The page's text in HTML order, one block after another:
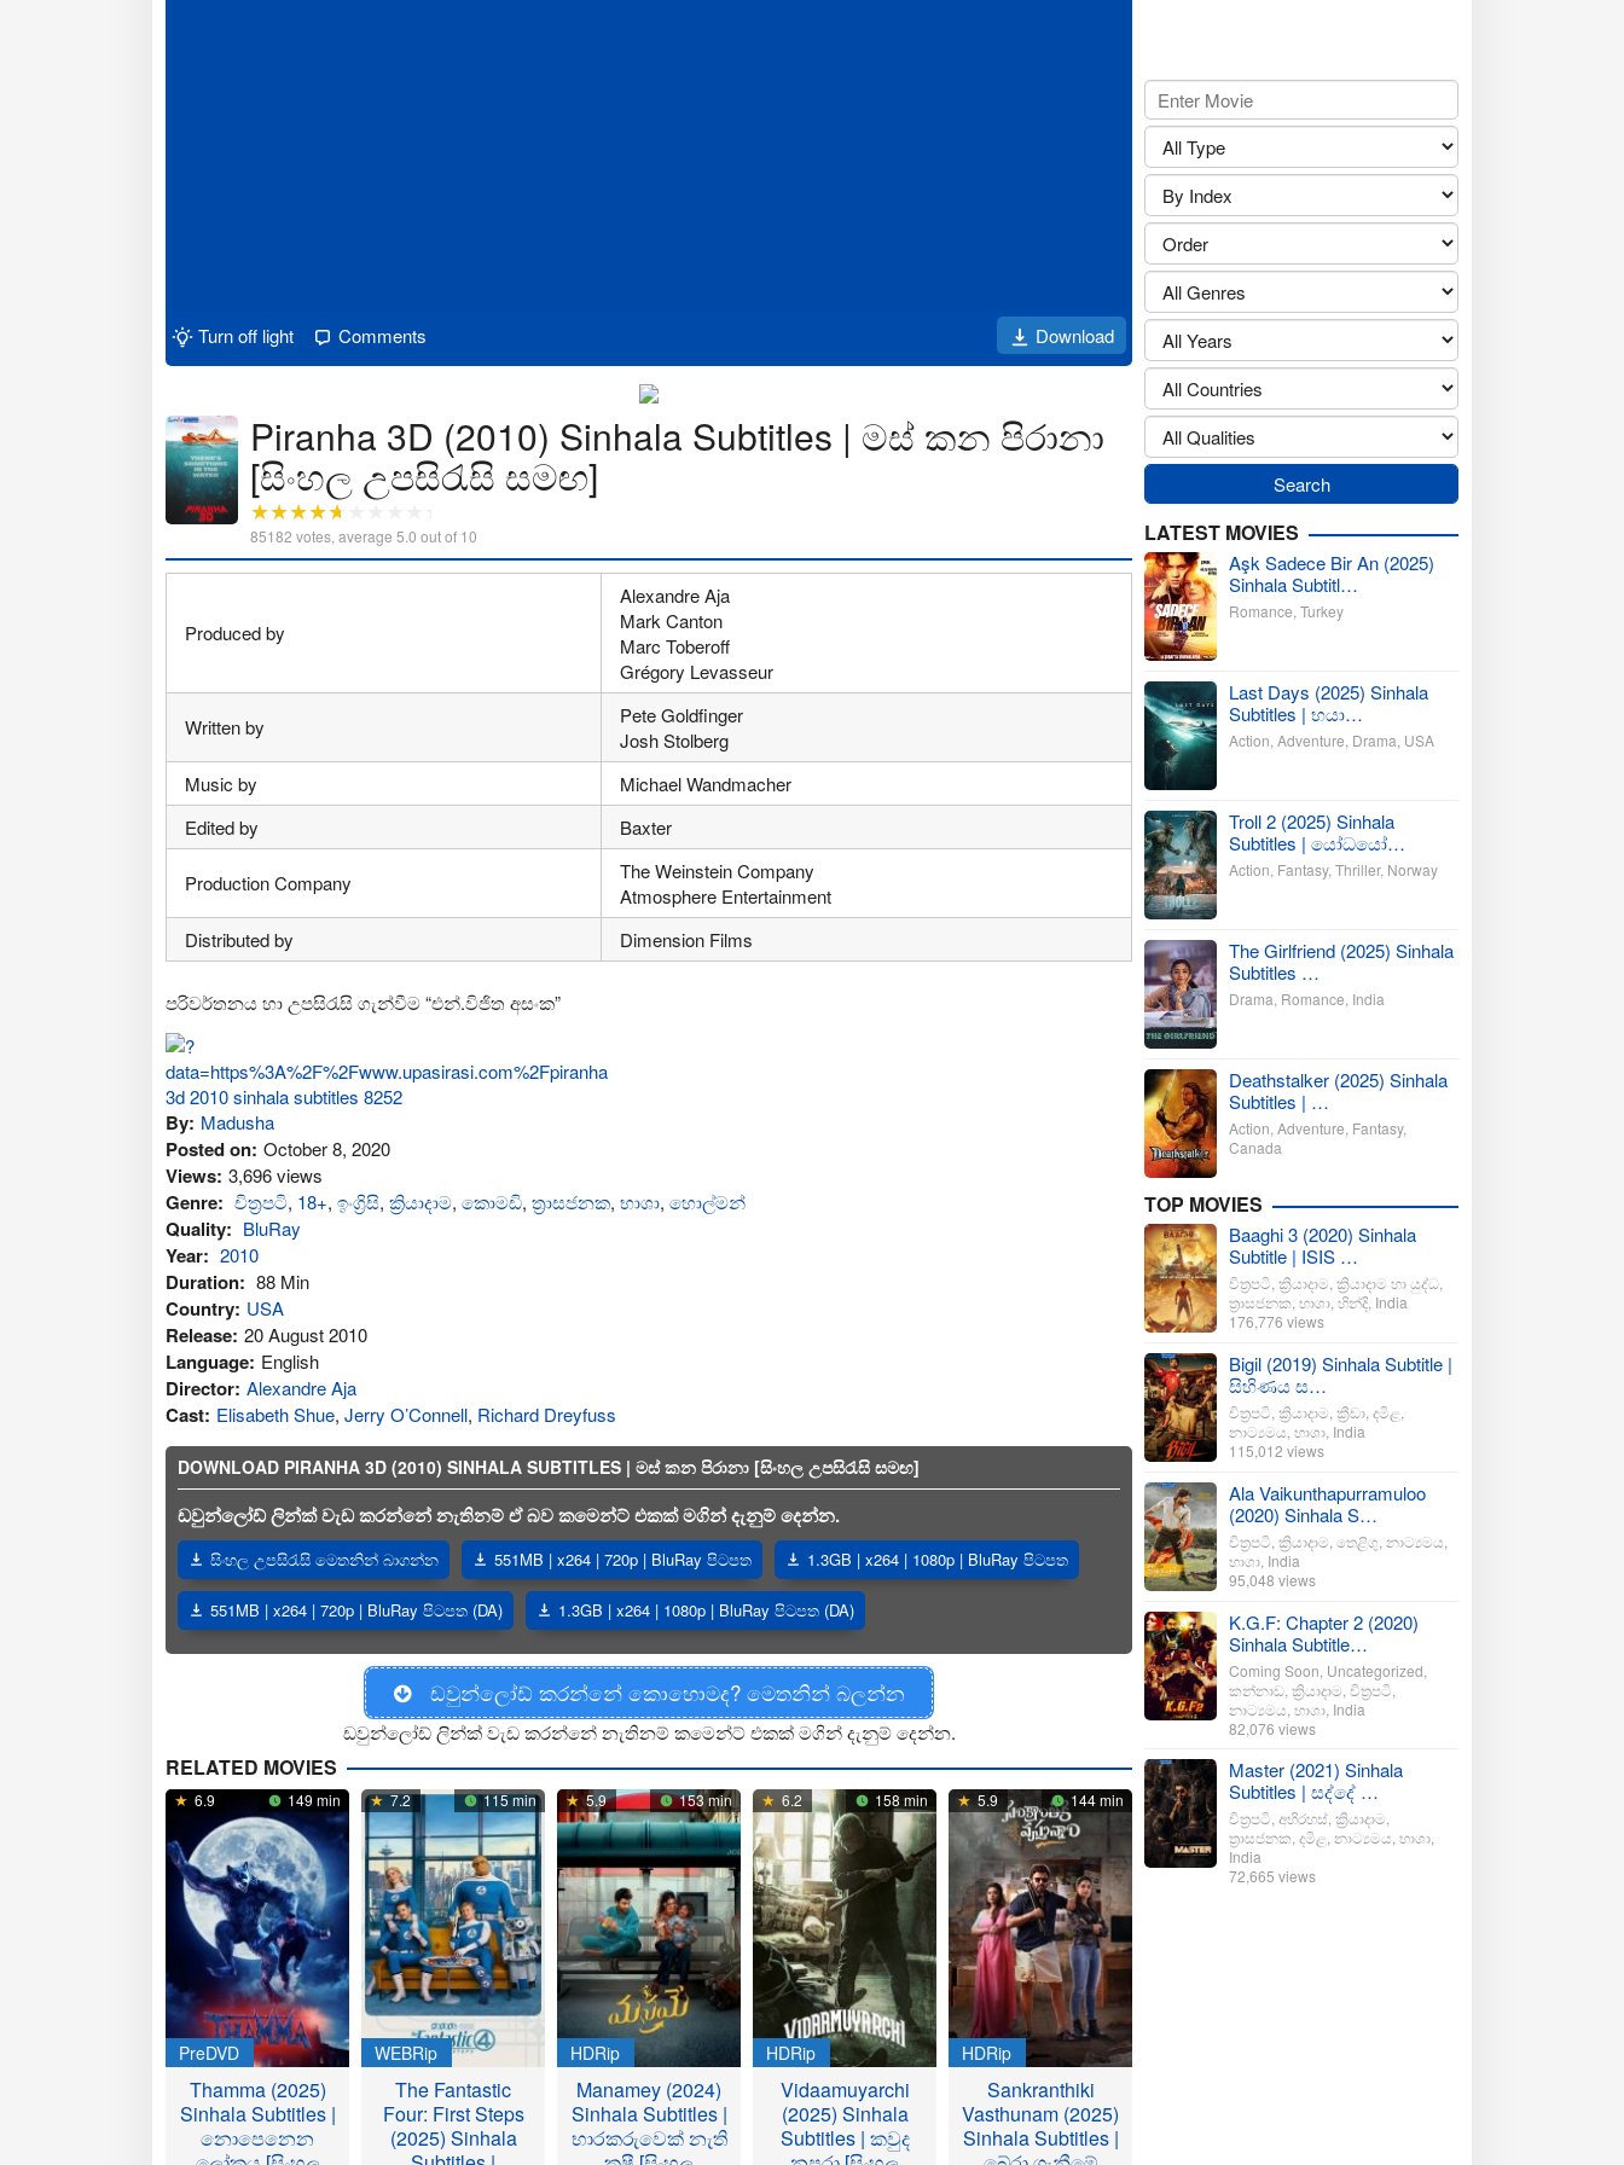
Turn off light Comments Download
Piranha 3D (2010) Sinhala Subtitles | මස් කන පිරානා
[සිංහල උපසිරැසි සමඟ]
85182 votes, average 5.0 out of 10
Produced by
Alexandre Aja
Mark Canton
Marc Toberoff
Grégory Levasseur
Written by
Pete Goldfinger
Josh Stolberg
Music by
Michael Wandmacher
Edited by
Baxter
Production Company
The Weinstein Company
Atmosphere Entertainment
Distributed by
Dimension Films
පරිවර්තනය හා උපසිරැසි ගැන්වීම “එන්.විජිත අසංක”
By: Madusha
Posted on: October 8, 2020
Views: 3,696 views
Genre: චිත්‍රපටි, 18+, ඉංග්‍රිසි, ක්‍රියාදාම, කොමඩි, ත්‍රාසජනක, භාශා, හොල්මන්
Quality: BluRay
Year: 2010
Duration: 88 Min
Country: USA
Release: 20 August 2010
Language: English
Director: Alexandre Aja
Cast: Elisabeth Shue, Jerry O’Connell, Richard Dreyfuss
DOWNLOAD PIRANHA 3D (2010) SINHALA SUBTITLES | මස් කන පිරානා [සිංහල උපසිරැසි සමඟ]
ඩවුන්ලෝඩ් ලින්ක් වැඩ කරන්නේ නැතිනම් ඒ බව කමෙන්ට් එකක් මගින් දැනුම් දෙන්න.
සිංහල උපසිරැසි මෙතනින් බාගන්න 551MB | x264 | 720p | BluRay පිටපත 1.3GB | x264 | 1080p | BluRay පිටපත
551MB | x264 | 720p | BluRay පිටපත (DA) 1.3GB | x264 | 1080p | BluRay පිටපත (DA)
ඩවුන්ලෝඩ් කරන්නේ කොහොමද? මෙතනින් බලන්න
ඩවුන්ලෝඩ් ලින්ක් වැඩ කරන්නේ නැතිනම් කමෙන්ට් එකක් මගින් දැනුම් දෙන්න.
RELATED MOVIES
6.9 149 min
PreDVD
Thamma (2025)
Sinhala Subtitles |
නොපෙනෙන
7.2 115 min
WEBRip
The Fantastic
Four: First Steps
(2025) Sinhala
5.9 153 min
HDRip
Manamey (2024)
Sinhala Subtitles |
භාරකරුවෙක් නැති
6.2 158 min
HDRip
Vidaamuyarchi
(2025) Sinhala
Subtitles | කවුද
5.9 144 min
HDRip
Sankranthiki
Vasthunam (2025)
Sinhala Subtitles |
LATEST MOVIES
Aşk Sadece Bir An (2025)
Sinhala Subtitl…
Romance Turkey
Last Days (2025) Sinhala
Subtitles | භයා…
Action Adventure Drama USA
Troll 2 (2025) Sinhala
Subtitles | යෝධයෝ…
Action Fantasy, Thriller, Norway
The Girlfriend (2025) Sinhala
Subtitles …
Drama Romance India
Deathstalker (2025) Sinhala
Subtitles | …
Action Adventure Fantasy,
Canada
TOP MOVIES
Baaghi 3 (2020) Sinhala
Subtitle | ISIS …
චිත්‍රපටි ක්‍රියාදාම ක්‍රියාදාම හා යුද්ධ
ත්‍රාසජනක භාශා හින්දි India
176,776 views
Bigil (2019) Sinhala Subtitle |
සිහිණය ස…
චිත්‍රපටි ක්‍රියාදාම ක්‍රීඩා දමිළ
නාට්‍යමය භාශා India
115,012 views
Ala Vaikunthapurramuloo
(2020) Sinhala S…
චිත්‍රපටි ක්‍රියාදාම තෙළිගු නාට්‍යමය
භාශා India
95,048 views
K.G.F: Chapter 2 (2020)
Sinhala Subtitle…
Coming Soon Uncategorized
කන්නාඩ ක්‍රියාදාම චිත්‍රපටි
නාට්‍යමය භාශා India
82,076 views
Master (2021) Sinhala
Subtitles | සද්දේ …
චිත්‍රපටි අභිරහස් ක්‍රියාදාම
ත්‍රාසජනක දමිළ නාට්‍යමය භාශා
India
72,665 views